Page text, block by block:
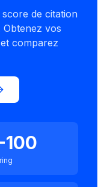
de citation
Obtenez vos
comparez